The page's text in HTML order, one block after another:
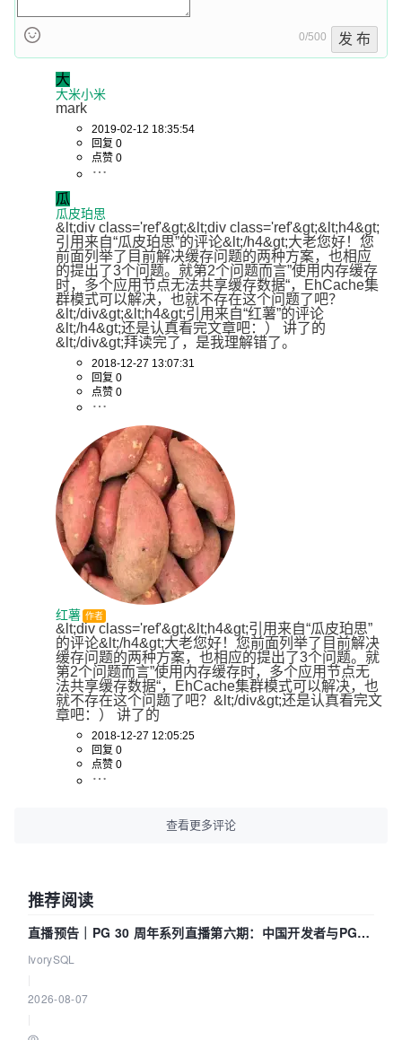
0/500 发 布
大
大米小米
mark
2019-02-12 18:35:54
回复 0
点赞 0
瓜
瓜皮珀思
&lt;div class='ref'&gt;&lt;div class='ref'&gt;&lt;h4&gt;
引用来自“瓜皮珀思”的评论&lt;/h4&gt;大老您好！您
前面列举了目前解决缓存问题的两种方案，也相应
的提出了3个问题。就第2个问题而言”使用内存缓存
时，多个应用节点无法共享缓存数据“，EhCache集
群模式可以解决，也就不存在这个问题了吧？
&lt;/div&gt;&lt;h4&gt;引用来自“红薯”的评论
&lt;/h4&gt;还是认真看完文章吧：） 讲了的
&lt;/div&gt;拜读完了，是我理解错了。
2018-12-27 13:07:31
回复 0
点赞 0
红薯 作者
&lt;div class='ref'&gt;&lt;h4&gt;引用来自“瓜皮珀思”
的评论&lt;/h4&gt;大老您好！您前面列举了目前解决
缓存问题的两种方案，也相应的提出了3个问题。就
第2个问题而言”使用内存缓存时，多个应用节点无
法共享缓存数据“，EhCache集群模式可以解决，也
就不存在这个问题了吧？&lt;/div&gt;还是认真看完文
章吧：） 讲了的
2018-12-27 12:05:25
回复 0
点赞 0
查看更多评论
推荐阅读
直播预告｜PG 30 周年系列直播第六期：中国开发者与PG内
核——我们改得动吗？我们贡献了什么？
IvorySQL
2026-08-07